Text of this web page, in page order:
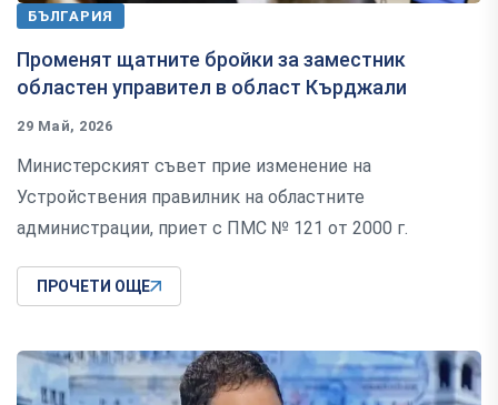
БЪЛГАРИЯ
Променят щатните бройки за заместник
областен управител в област Кърджали
29 Май, 2026
Министерският съвет прие изменение на
Устройствения правилник на областните
администрации, приет с ПМС № 121 от 2000 г.
ПРОЧЕТИ ОЩЕ